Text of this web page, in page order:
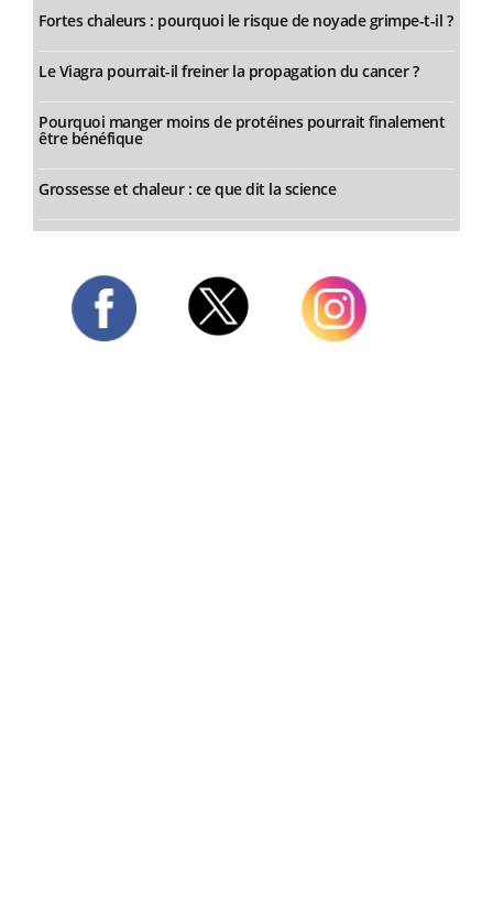
Fortes chaleurs : pourquoi le risque de noyade grimpe-t-il ?
Le Viagra pourrait-il freiner la propagation du cancer ?
Pourquoi manger moins de protéines pourrait finalement
être bénéfique
Grossesse et chaleur : ce que dit la science